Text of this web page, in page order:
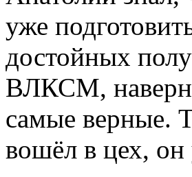
уже
достойных
ВЛКСМ,
самые верные.
вошёл в цех,